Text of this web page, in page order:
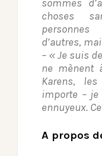
sommes
choses
d’autres,
– « Je suis
ne mènent
Karens,
importe –
ennuyeux.
A propos